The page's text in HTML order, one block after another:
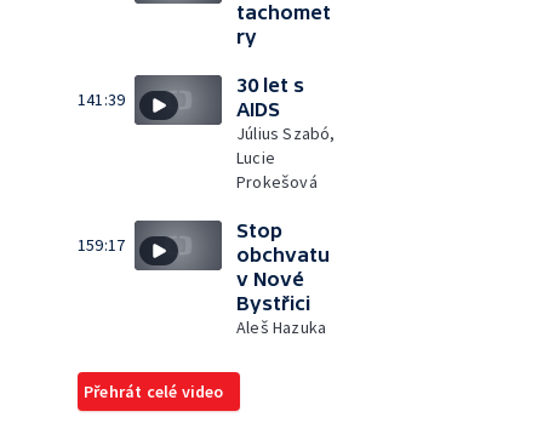
tachomet
ry
141:39
30 let s
AIDS
Július Szabó,
Lucie
Prokešová
159:17
Stop
obchvatu
v Nové
Bystřici
Aleš Hazuka
Přehrát celé video